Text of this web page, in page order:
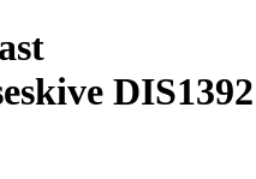
DIS1392